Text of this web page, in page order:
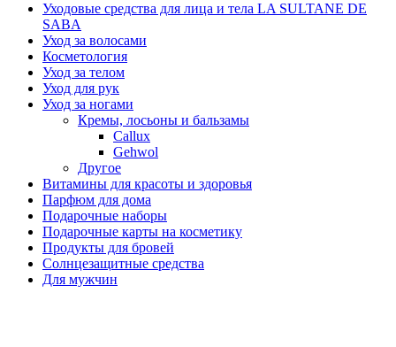
Уходовые средства для лица и тела LA SULTANE DE
SABA
Уход за волосами
Косметология
Уход за телом
Уход для рук
Уход за ногами
Кремы, лосьоны и бальзамы
Callux
Gehwol
Другое
Витамины для красоты и здоровья
Парфюм для дома
Подарочные наборы
Подарочные карты на косметику
Продукты для бровей
Солнцезащитные средства
Для мужчин